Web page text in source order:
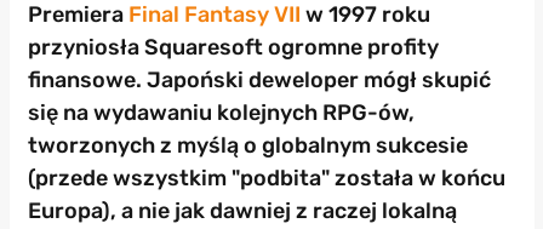
Premiera Final Fantasy VII w 1997 roku
przyniosła Squaresoft ogromne profity
finansowe. Japoński deweloper mógł skupić
się na wydawaniu kolejnych RPG-ów,
tworzonych z myślą o globalnym sukcesie
(przede wszystkim "podbita" została w końcu
Europa), a nie jak dawniej z raczej lokalną